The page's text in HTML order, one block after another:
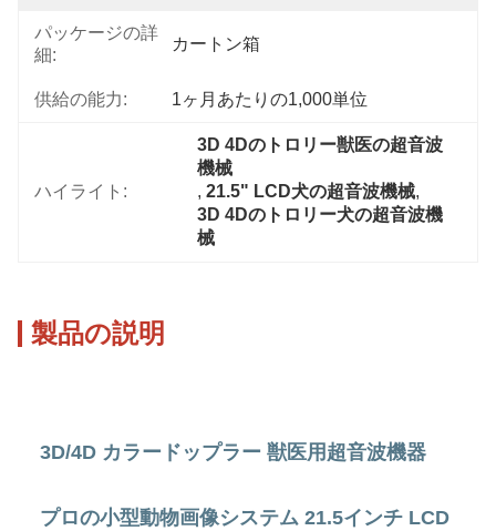
パッケージの詳
細:
カートン箱
供給の能力: 1ヶ月あたりの1,000単位
ハイライト:
3D 4Dのトロリー獣医の超音波
機械
, 21.5" LCD犬の超音波機械,
3D 4Dのトロリー犬の超音波機
械
製品の説明
3D/4D カラードップラー 獣医用超音波機器
プロの小型動物画像システム 21.5インチ LCD